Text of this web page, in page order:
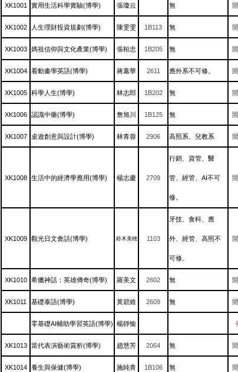
XK1001 實用生活科學實驗(博學) 張瓊云 無
XK1002 人生理財投資規劃(博學) 陳雯雯 1B113 無
XK1003 媽祖信仰與文化產業(博學) 張桓忠 1B205 無
XK1004 看動畫學英語(博學) 蔣蕙華 2611 應外系不可修。
XK1005 科學人生(博學) 林志郎 1B202 無
XK1006 認識中藥(博學) 詹旭川 1B125 無
XK1007 桌遊創意與設計(博學) 林青蓉 2906 高照系、兒教系
XK1008 生活中的經濟學應用(博學) 楊志慶 2709
行銷、資管、醫
管、經管、AI不可
修。
XK1009 觀光日文會話(博學) 鈴木美穂 1103
牙技、食科、應
外、經管、高照不
可修。
XK1010 希臘神話：英雄傳奇(博學) 羅美文 2602 無
XK1011 基礎泰語(博學) 黃碧維 2609 無
零基礎AI輔助學習英語(博學) 楊靜愉
XK1013 當代表演藝術賞析(博學) 趙慧芳 2064 無
XK1014 養生與保健(博學) 施純青 1B106 無